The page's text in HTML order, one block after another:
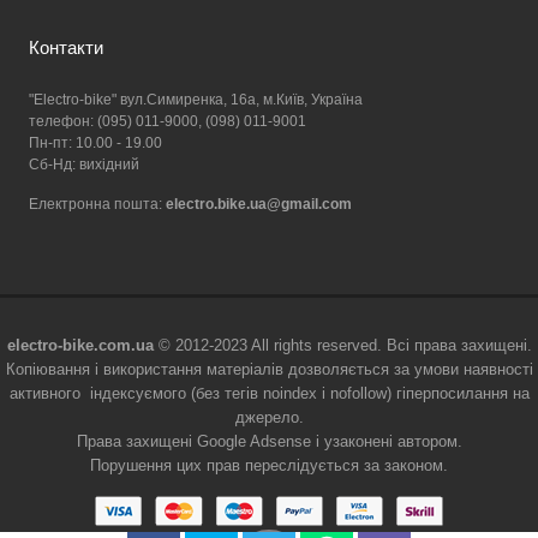
Контакти
"Electro-bike" вул.Симиренка, 16а, м.Київ, Україна
телефон: (095) 011-9000, (098) 011-9001
Пн-пт: 10.00 - 19.00
Сб-Нд: вихідний
Електронна пошта: electro.bike.ua@gmail.com
electro-bike.com.ua© 2012-2023 All rights reserved. Всі права захищені.
Копіювання і використання матеріалів дозволяється за умови наявності
активного індексуємого (без тегів noindex і nofollow) гіперпосилання на
джерело.
Права захищені Google Adsense і узаконені автором.
Порушення цих прав переслідується за законом.